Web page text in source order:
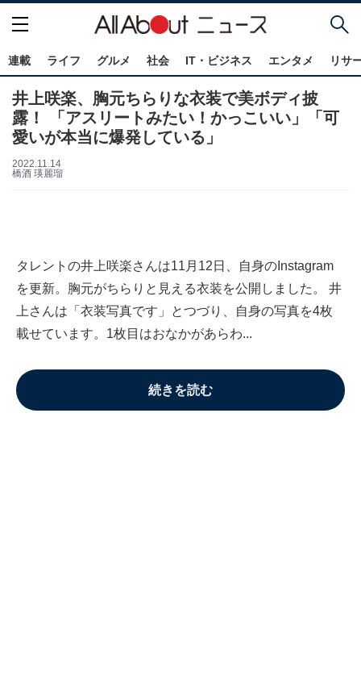
連載 ライフ グルメ 社会 IT・ビジネス エンタメ リサ
井上咲楽、胸元ちらりな衣装で美ボディ披
露！ 「アスリートみたい！かっこいい」「可
愛いが本当に爆発している」
2022.11.14
橋酒 瑛麗瑠
タレントの井上咲楽さんは11月12日、自身のInstagram
を更新。胸元がちらりと見える衣装を公開しました。 井
上さんは「衣装写真です」とつづり、自身の写真を4枚
載せています。1枚目はおなかがあらわ...
続きを読む